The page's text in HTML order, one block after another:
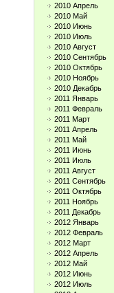
2010 Апрель
2010 Май
2010 Июнь
2010 Июль
2010 Август
2010 Сентябрь
2010 Октябрь
2010 Ноябрь
2010 Декабрь
2011 Январь
2011 Февраль
2011 Март
2011 Апрель
2011 Май
2011 Июнь
2011 Июль
2011 Август
2011 Сентябрь
2011 Октябрь
2011 Ноябрь
2011 Декабрь
2012 Январь
2012 Февраль
2012 Март
2012 Апрель
2012 Май
2012 Июнь
2012 Июль